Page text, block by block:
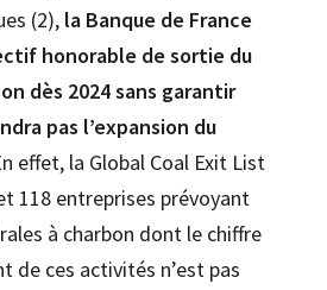
(2), la Banque de France
honorable de sortie du
dès 2024 sans garantir
pas l’expansion du
effet, la Global Coal Exit List
118 entreprises prévoyant
à charbon dont le chiffre
de ces activités n’est pas